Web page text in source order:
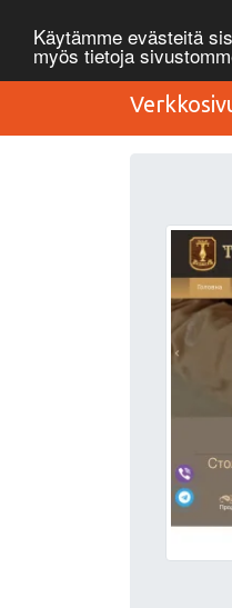
Käytämme evästeitä
myös tietoja